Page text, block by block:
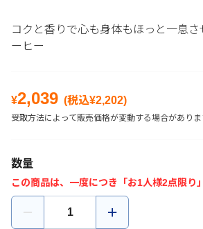
コクと香りで心も身体もほっと一息
ーヒー
¥2,039 (税込¥2,202)
受取方法によって販売価格が変動する場合がありま
数量
この商品は、一度につき「お1人様2点限り